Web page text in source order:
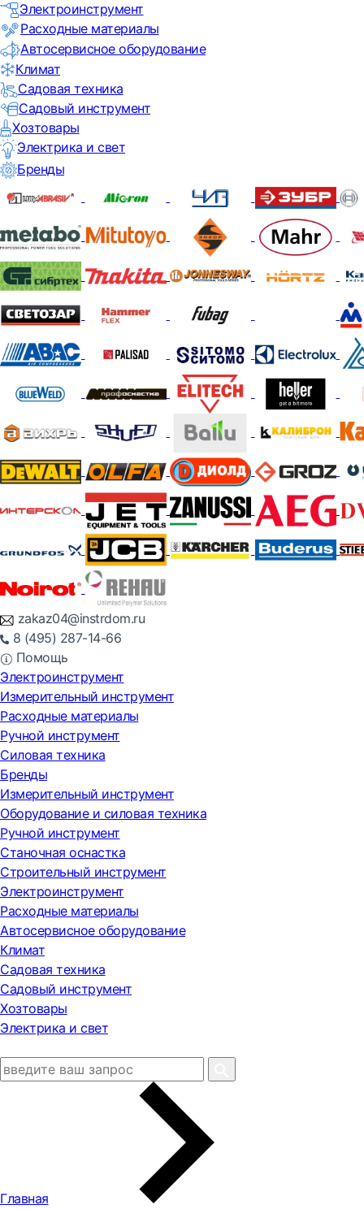
Электроинструмент
Расходные материалы
Автосервисное оборудование
Климат
Садовая техника
Садовый инструмент
Хозтовары
Электрика и свет
Бренды
zakaz04@instrdom.ru
8 (495) 287-14-66
Помощь
Электроинструмент
Измерительный инструмент
Расходные материалы
Ручной инструмент
Силовая техника
Бренды
Измерительный инструмент
Оборудование и силовая техника
Ручной инструмент
Станочная оснастка
Строительный инструмент
Электроинструмент
Расходные материалы
Автосервисное оборудование
Климат
Садовая техника
Садовый инструмент
Хозтовары
Электрика и свет
Главная